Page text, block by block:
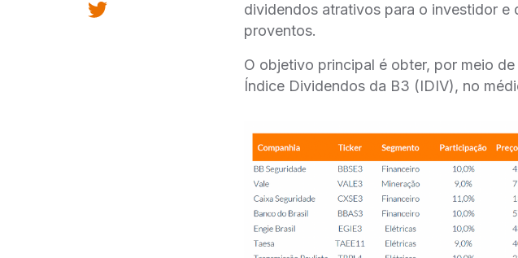
dividendos atrativos para o investidor e
proventos.
O objetivo principal é obter, por meio
Índice Dividendos da B3 (IDIV), no